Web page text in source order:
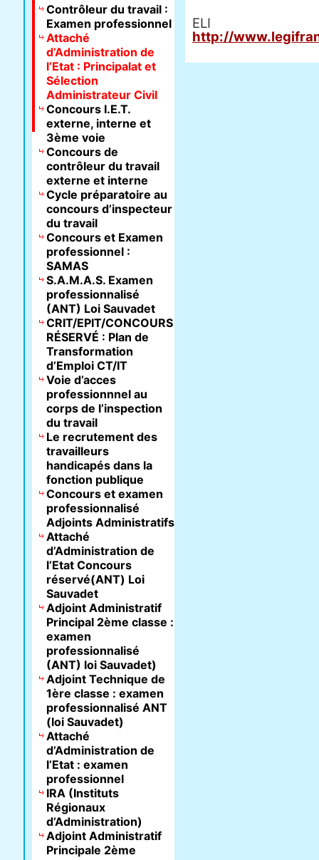
http://
Contrôleur du travail :
Examen professionnel
Attaché
d’Administration de
l’Etat : Principalat et
Sélection
Administrateur Civil
Concours I.E.T.
externe, interne et
3ème voie
Concours de
contrôleur du travail
externe et interne
Cycle préparatoire au
concours d’inspecteur
du travail
Concours et Examen
professionnel :
SAMAS
S.A.M.A.S. Examen
professionnalisé
(ANT) Loi Sauvadet
CRIT/EPIT/CONCOURS
RÉSERVÉ : Plan de
Transformation
d’Emploi CT/IT
Voie d’acces
professionnnel au
corps de l’inspection
du travail
Le recrutement des
travailleurs
handicapés dans la
fonction publique
Concours et examen
professionnalisé
Adjoints Administratifs
Attaché
d’Administration de
l’Etat Concours
réservé(ANT) Loi
Sauvadet
Adjoint Administratif
Principal 2ème classe :
examen
professionnalisé
(ANT) loi Sauvadet)
Adjoint Technique de
1ère classe : examen
professionnalisé ANT
(loi Sauvadet)
Attaché
d’Administration de
l’Etat : examen
professionnel
IRA (Instituts
Régionaux
d’Administration)
Adjoint Administratif
Principale 2ème